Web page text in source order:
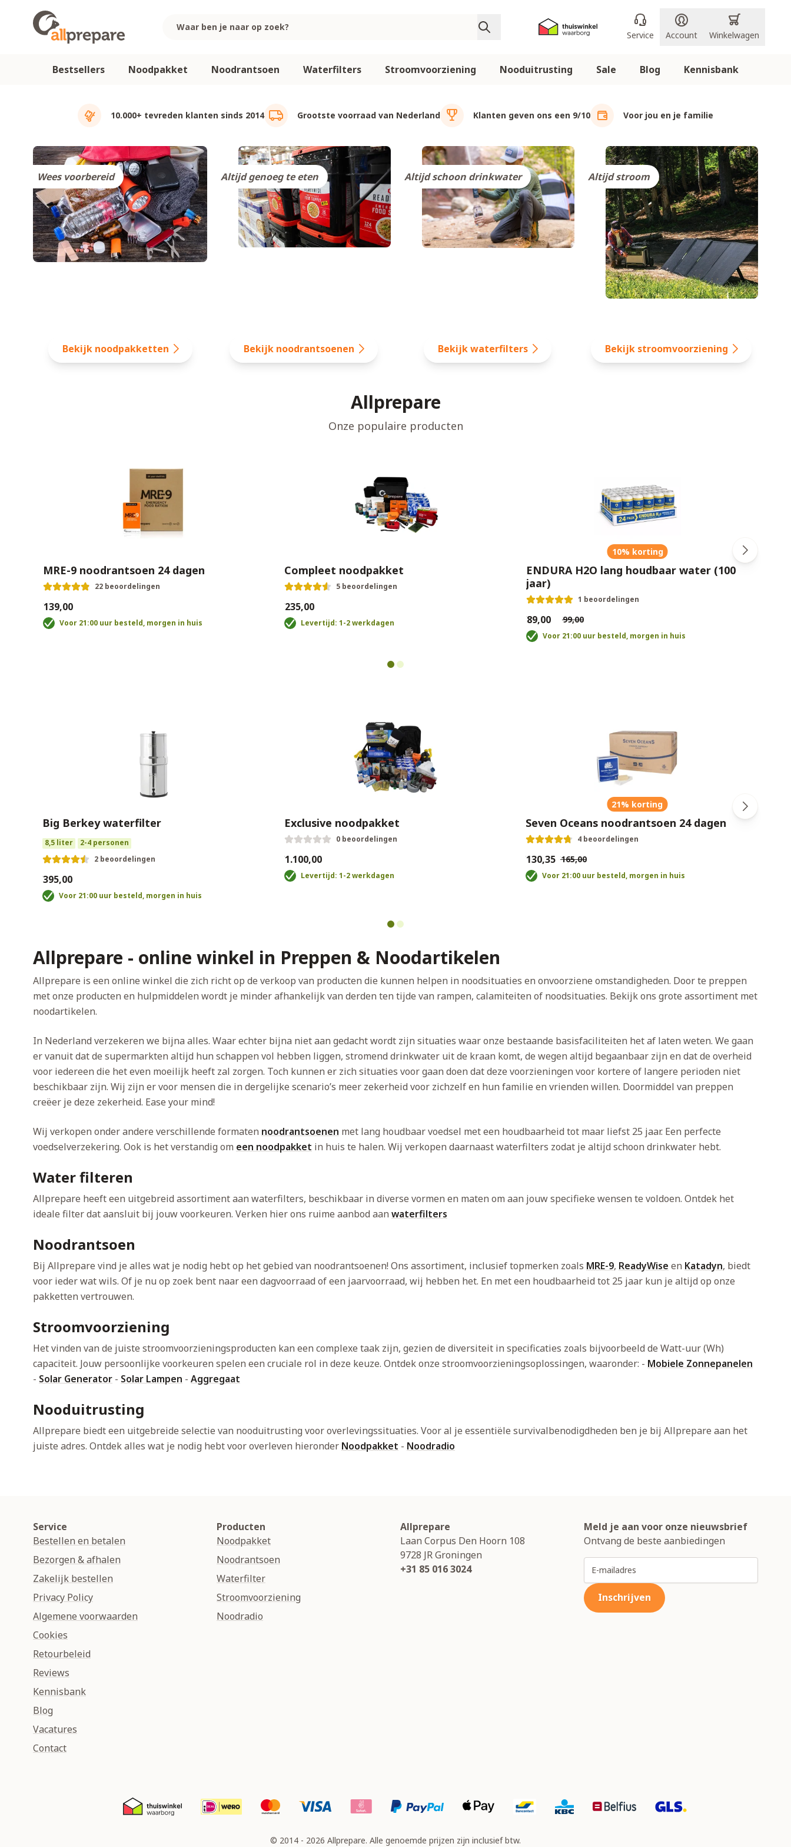
Bestsellers Noodpakket Noodrantsoen Waterfilters Stroomvoorziening Nooduitrusting Sale Blog Kennisbank
Service Account Winkelwagen
10.000+ tevreden klanten sinds 2014 Grootste voorraad van Nederland Klanten geven ons een 9/10 Voor jou en je familie
Wees voorbereid
Bekijk noodpakketten
Altijd genoeg te eten
Bekijk noodrantsoenen
Altijd schoon drinkwater
Bekijk waterfilters
Altijd stroom
Bekijk stroomvoorziening
Allprepare
Onze populaire producten
MRE-9 noodrantsoen 24 dagen
22 beoordelingen
€139,00
Voor 21:00 uur besteld, morgen in huis
Compleet noodpakket
5 beoordelingen
€235,00
Levertijd: 1-2 werkdagen
10% korting
ENDURA H2O lang houdbaar water (100
jaar)
1 beoordelingen
€89,00 €99,00
Voor 21:00 uur besteld, morgen in huis
Big Berkey waterfilter
8,5 liter
2-4 personen
2 beoordelingen
€395,00
Voor 21:00 uur besteld, morgen in huis
Exclusive noodpakket
0 beoordelingen
€1.100,00
Levertijd: 1-2 werkdagen
21% korting
Seven Oceans noodrantsoen 24 dagen
4 beoordelingen
€130,35 €165,00
Voor 21:00 uur besteld, morgen in huis
Allprepare - online winkel in Preppen & Noodartikelen
Allprepare is een online winkel die zich richt op de verkoop van producten die kunnen helpen in noodsituaties en onvoorziene omstandigheden. Door te preppen
met onze producten en hulpmiddelen wordt je minder afhankelijk van derden ten tijde van rampen, calamiteiten of noodsituaties. Bekijk ons grote assortiment met
noodartikelen.
In Nederland verzekeren we bijna alles. Waar echter bijna niet aan gedacht wordt zijn situaties waar onze bestaande basisfaciliteiten het af laten weten. We gaan
er vanuit dat de supermarkten altijd hun schappen vol hebben liggen, stromend drinkwater uit de kraan komt, de wegen altijd begaanbaar zijn en dat de overheid
voor iedereen die het even moeilijk heeft zal zorgen. Toch kunnen er zich situaties voor gaan doen dat deze voorzieningen voor kortere of langere perioden niet
beschikbaar zijn. Wij zijn er voor mensen die in dergelijke scenario’s meer zekerheid voor zichzelf en hun familie en vrienden willen. Doormiddel van preppen
creëer je deze zekerheid. Ease your mind!
Wij verkopen onder andere verschillende formaten noodrantsoenen met lang houdbaar voedsel met een houdbaarheid tot maar liefst 25 jaar. Een perfecte
voedselverzekering. Ook is het verstandig om een noodpakket in huis te halen. Wij verkopen daarnaast waterfilters zodat je altijd schoon drinkwater hebt.
Water filteren
Allprepare heeft een uitgebreid assortiment aan waterfilters, beschikbaar in diverse vormen en maten om aan jouw specifieke wensen te voldoen. Ontdek het
ideale filter dat aansluit bij jouw voorkeuren. Verken hier ons ruime aanbod aan waterfilters
Noodrantsoen
Bij Allprepare vind je alles wat je nodig hebt op het gebied van noodrantsoenen! Ons assortiment, inclusief topmerken zoals MRE-9, ReadyWise en Katadyn, biedt
voor ieder wat wils. Of je nu op zoek bent naar een dagvoorraad of een jaarvoorraad, wij hebben het. En met een houdbaarheid tot 25 jaar kun je altijd op onze
pakketten vertrouwen.
Stroomvoorziening
Het vinden van de juiste stroomvoorzieningsproducten kan een complexe taak zijn, gezien de diversiteit in specificaties zoals bijvoorbeeld de Watt-uur (Wh)
capaciteit. Jouw persoonlijke voorkeuren spelen een cruciale rol in deze keuze. Ontdek onze stroomvoorzieningsoplossingen, waaronder: - Mobiele Zonnepanelen
- Solar Generator - Solar Lampen - Aggregaat
Nooduitrusting
Allprepare biedt een uitgebreide selectie van nooduitrusting voor overlevingssituaties. Voor al je essentiële survivalbenodigdheden ben je bij Allprepare aan het
juiste adres. Ontdek alles wat je nodig hebt voor overleven hieronder Noodpakket - Noodradio
Service
Bestellen en betalen
Bezorgen & afhalen
Zakelijk bestellen
Privacy Policy
Algemene voorwaarden
Cookies
Retourbeleid
Reviews
Kennisbank
Blog
Vacatures
Contact
Producten
Noodpakket
Noodrantsoen
Waterfilter
Stroomvoorziening
Noodradio
Allprepare
Laan Corpus Den Hoorn 108
9728 JRGroningen
+31 85 016 3024
Meld je aan voor onze nieuwsbrief
Ontvang de beste aanbiedingen
E-mailadres
Inschrijven
© 2014 - 2026 Allprepare. Alle genoemde prijzen zijn inclusief btw.